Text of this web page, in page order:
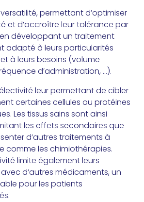
permettant d’optimiser
et d’accroître leur tolérance par
développant un traitement
adapté à leurs particularités
à leurs besoins (volume
d’administration, …).
leur permettant de cibler
certaines cellules ou protéines
Les tissus sains sont ainsi
les effets secondaires que
d’autres traitements à
comme les chimiothérapies.
limite également leurs
d’autres médicaments, un
pour les patients